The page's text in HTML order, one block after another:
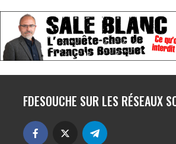
FDESOUCHE SUR LES RÉSEAUX